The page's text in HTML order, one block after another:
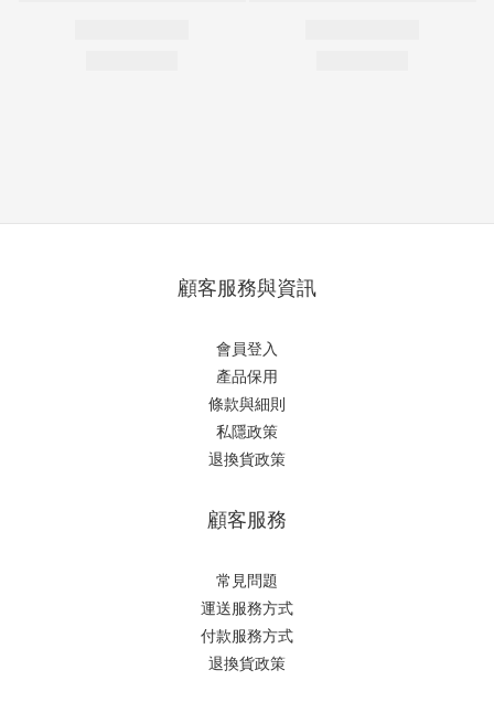
顧客服務與資訊
會員登入
產品保用
條款與細則
私隱政策
退換貨政策
顧客服務
常見問題
運送服務方式
付款服務方式
退換貨政策